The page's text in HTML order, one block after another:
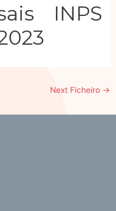
INPS
Next Ficheiro →